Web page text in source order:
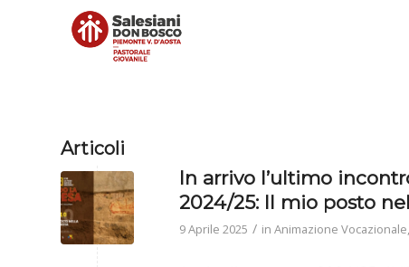
Articoli
In arrivo l’ultimo
2024/25: Il mio posto
9 Aprile 2025 / in Animazione Vocazionale,